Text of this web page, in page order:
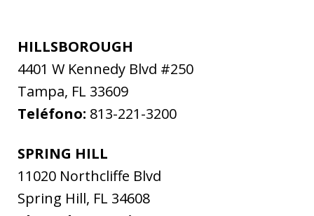
HILLSBOROUGH
4401 W Kennedy Blvd #250
Tampa, FL 33609
Teléfono: 813-221-3200
SPRING HILL
11020 Northcliffe Blvd
Spring Hill, FL 34608